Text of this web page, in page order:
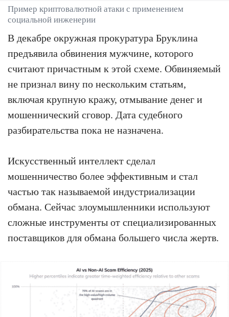
Пример криптовалютной атаки с применением
социальной инженерии
В декабре окружная прокуратура Бруклина
предъявила обвинения мужчине, которого
считают причастным к этой схеме. Обвиняемый
не признал вину по нескольким статьям,
включая крупную кражу, отмывание денег и
мошеннический сговор. Дата судебного
разбирательства пока не назначена.
Искусственный интеллект сделал
мошенничество более эффективным и стал
частью так называемой индустриализации
обмана. Сейчас злоумышленники используют
сложные инструменты от специализированных
поставщиков для обмана большего числа жертв.